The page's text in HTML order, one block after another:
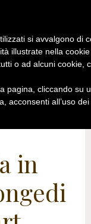
in
si avvalgono di
illustrate nella
o ad alcuni cookie,
pagina, cliccando su
acconsenti all’uso